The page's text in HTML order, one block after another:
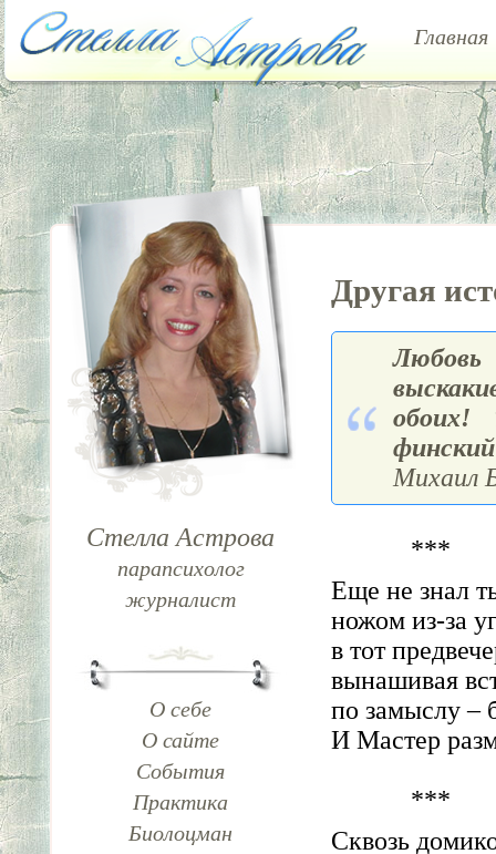
Главная
Стелла Астрова
парапсихолог
журналист
О себе
О сайте
События
Практика
Биолоцман
Другая
Любовь
обоих!
Михаил
***
Еще не знал
ножом из-за
в тот
вынашивая
по замыслу –
И Мастер
***
Сквозь